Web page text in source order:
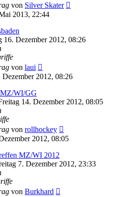
von Silver Skater
2013, 22:44
16. Dezember 2012, 08:26
von laui
Dezember 2012, 08:26
WI/GG
14. Dezember 2012, 08:05
von rollhockey
2012, 08:05
MZ/WI 2012
7. Dezember 2012, 23:33
von Burkhard